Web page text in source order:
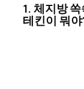
1. 체지방
테킨이 뭐